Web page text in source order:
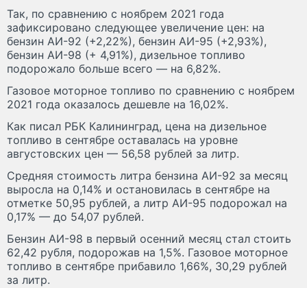
Так, по сравнению с ноябрем 2021 года
зафиксировано следующее увеличение цен: на
бензин АИ-92 (+2,22%), бензин АИ-95 (+2,93%),
бензин АИ-98 (+ 4,91%), дизельное топливо
подорожало больше всего — на 6,82%.
Газовое моторное топливо по сравнению с ноябрем
2021 года оказалось дешевле на 16,02%.
Как писал РБК Калининград, цена на дизельное
топливо в сентябре оставалась на уровне
августовских цен — 56,58 рублей за литр.
Средняя стоимость литра бензина АИ-92 за месяц
выросла на 0,14% и остановилась в сентябре на
отметке 50,95 рублей, а литр АИ-95 подорожал на
0,17% — до 54,07 рублей.
Бензин АИ-98 в первый осенний месяц стал стоить
62,42 рубля, подорожав на 1,5%. Газовое моторное
топливо в сентябре прибавило 1,66%, 30,29 рублей
за литр.